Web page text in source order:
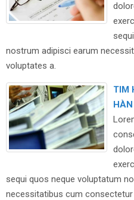
nostrum adipisci earum
voluptates a.
TIM
HÀN
sequi quos neque voluptatum
necessitatibus cum